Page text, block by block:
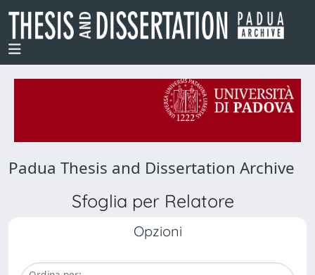
Padua Thesis and Dissertation Archive
Sfoglia per Relatore
Opzioni